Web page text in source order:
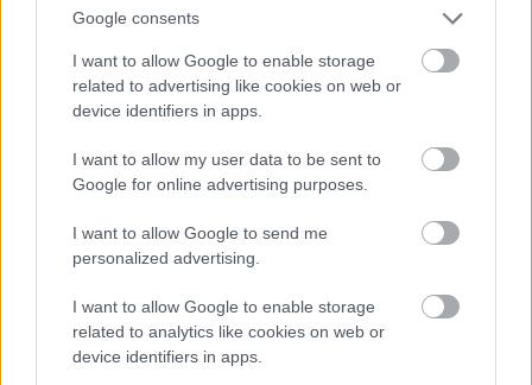
Google consents
I want to allow Google to enable storage
related to advertising like cookies on web or
device identifiers in apps.
I want to allow my user data to be sent to
Google for online advertising purposes.
I want to allow Google to send me
personalized advertising.
I want to allow Google to enable storage
related to analytics like cookies on web or
device identifiers in apps.
a társadalmi és környezeti problémák érintettjeit,
valamint azokat az aktivistákat, önkénteseket, akik
rengeteget tesznek a mélyszegénység
felszámolásáért a világban. Az epizódokban olyan
elkötelezett hírességek is megszólalnak, mint Hugh
Priyanka Chopra Jonas, Becky G vagy Rachel
Brosnahan, akik munkájukkal is igyekeznek segíteni
a rászorulókon.